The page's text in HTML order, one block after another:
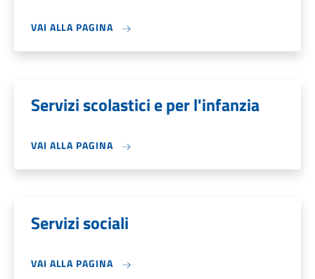
VAI ALLA PAGINA
Servizi scolastici e per l'infanzia
VAI ALLA PAGINA
Servizi sociali
VAI ALLA PAGINA